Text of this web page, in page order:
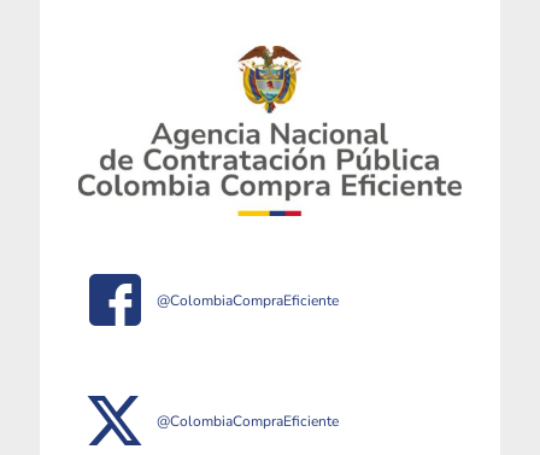
@ColombiaCompraEficiente
@ColombiaCompraEficiente